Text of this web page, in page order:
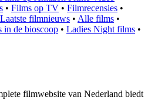
• Films op TV • Filmrecensies •
Laatste filmnieuws • Alle films •
in de bioscoop • Ladies Night films •
filmwebsite van Nederland biedt